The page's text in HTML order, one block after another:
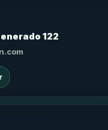
122